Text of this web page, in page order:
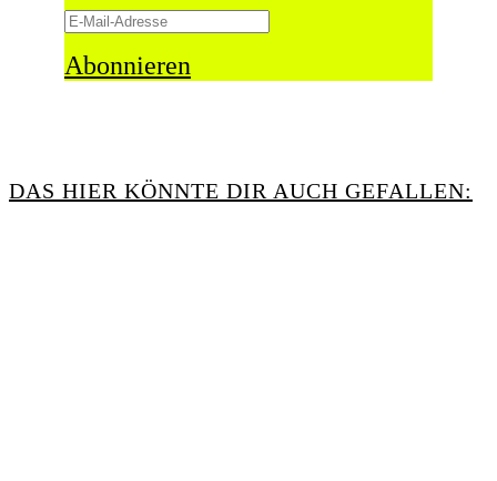
Abonnieren
DAS HIER KÖNNTE DIR AUCH GEFALLEN: